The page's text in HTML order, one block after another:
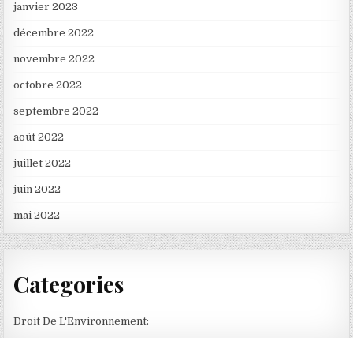
janvier 2023
décembre 2022
novembre 2022
octobre 2022
septembre 2022
août 2022
juillet 2022
juin 2022
mai 2022
Categories
Droit De L'Environnement: